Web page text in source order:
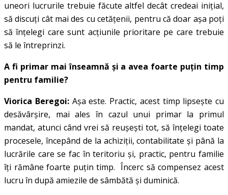
uneori lucrurile trebuie făcute altfel decât credeai inițial,
să discuți cât mai des cu cetățenii, pentru că doar așa poți
să înțelegi care sunt acțiunile prioritare pe care trebuie
să le întreprinzi.
A fi primar mai înseamnă și a avea foarte puțin timp
pentru familie?
Viorica Beregoi:Așa este. Practic, acest timp lipsește cu
desăvârșire, mai ales în cazul unui primar la primul
mandat, atunci când vrei să reușești tot, să înțelegi toate
procesele, începând de la achiziții, contabilitate și până la
lucrările care se fac în teritoriu și, practic, pentru familie
îți rămâne foarte puțin timp. Încerc să compensez acest
lucru în după amiezile de sâmbătă și duminică.